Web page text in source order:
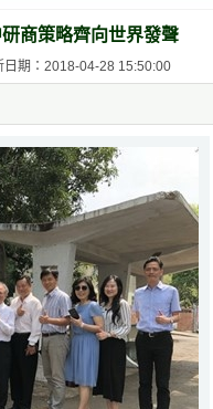
商策略齊向世界發聲
日期：2018-04-28 15:50:00